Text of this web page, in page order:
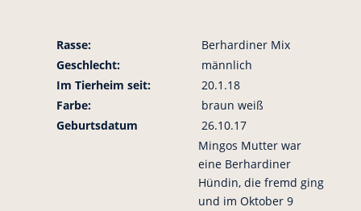
Rasse:
Berhardiner Mix
Geschlecht:
männlich
Im Tierheim seit:
20.1.18
Farbe:
braun weiß
Geburtsdatum
26.10.17
Mingos Mutter war
eine Berhardiner
Hündin, die fremd ging
und im Oktober 9